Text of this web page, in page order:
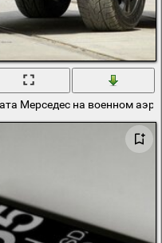
Мерседес на военном